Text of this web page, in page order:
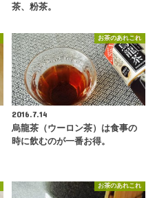
茶、粉茶。
お茶のあれこれ
2016.7.14
烏龍茶（ウーロン茶）は食事の
時に飲むのが一番お得。
お茶のあれこれ